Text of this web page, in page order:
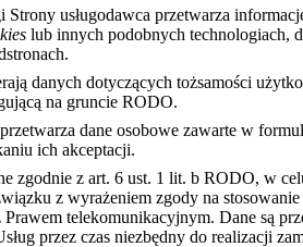
Strony usługodawca przetwarza
lub innych podobnych technologiach,
danych dotyczących tożsamości
na gruncie RODO.
dane osobowe zawarte w
ich akceptacji.
zgodnie z art. 6 ust. 1 lit. b RODO, w
z wyrażeniem zgody na
telekomunikacyjnym. Dane są
przez czas niezbędny do realizacji